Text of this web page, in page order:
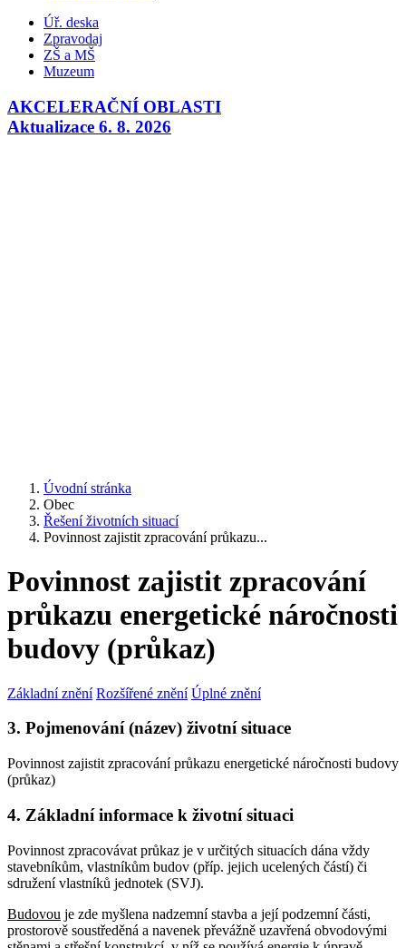
Úř. deska
Zpravodaj
ZŠ a MŠ
Muzeum
AKCELERAČNÍ OBLASTI
Aktualizace 6. 8. 2026
Úvodní stránka
Obec
Řešení životních situací
Povinnost zajistit zpracování průkazu...
Povinnost zajistit zpracování
průkazu energetické náročnosti
budovy (průkaz)
Základní znění Rozšířené znění Úplné znění
3. Pojmenování (název) životní situace
Povinnost zajistit zpracování průkazu energetické náročnosti budovy
(průkaz)
4. Základní informace k životní situaci
Povinnost zpracovávat průkaz je v určitých situacích dána vždy
stavebníkům, vlastníkům budov (příp. jejich ucelených částí) či
sdružení vlastníků jednotek (SVJ).
Budovou je zde myšlena nadzemní stavba a její podzemní části,
prostorově soustředěná a navenek převážně uzavřená obvodovými